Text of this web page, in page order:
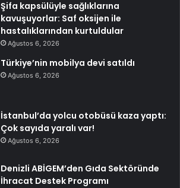
Şifa kapsülüyle sağlıklarına
kavuşuyorlar: Saf oksijen ile
hastalıklarından kurtuldular
Ağustos 6, 2026
Türkiye’nin mobilya devi satıldı
Ağustos 6, 2026
İstanbul’da yolcu otobüsü kaza yaptı:
Çok sayıda yaralı var!
Ağustos 6, 2026
Denizli ABİGEM’den Gıda Sektöründe
İhracat Destek Programı